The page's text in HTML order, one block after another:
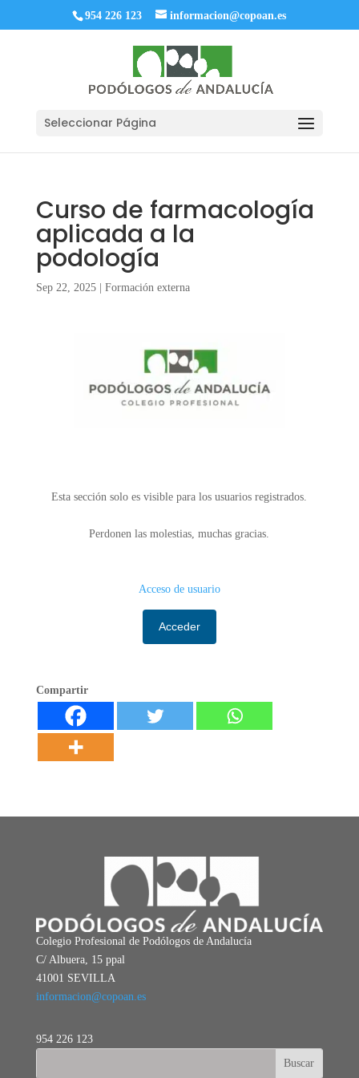
954 226 123 informacion@copoan.es
Seleccionar Página
Curso de farmacología
aplicada a la
podología
Sep 22, 2025| Formación externa
Esta sección solo es visible para los usuarios registrados.
Perdonen las molestias, muchas gracias.
Acceso de usuario
Acceder
Compartir
Colegio Profesional de Podólogos de Andalucía
C/ Albuera, 15 ppal
41001 SEVILLA
informacion@copoan.es
954 226 123